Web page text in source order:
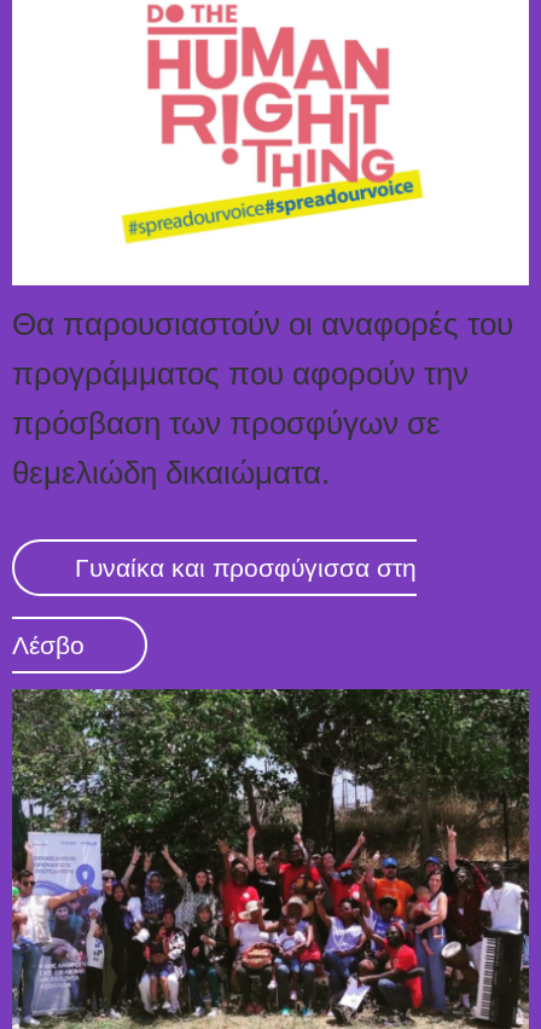
Θα παρουσιαστούν οι αναφορές του
προγράμματος που αφορούν την
πρόσβαση των προσφύγων σε
θεμελιώδη δικαιώματα.
Γυναίκα και προσφύγισσα στη
Λέσβο